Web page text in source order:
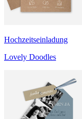
Hochzeitseinladung
Lovely Doodles